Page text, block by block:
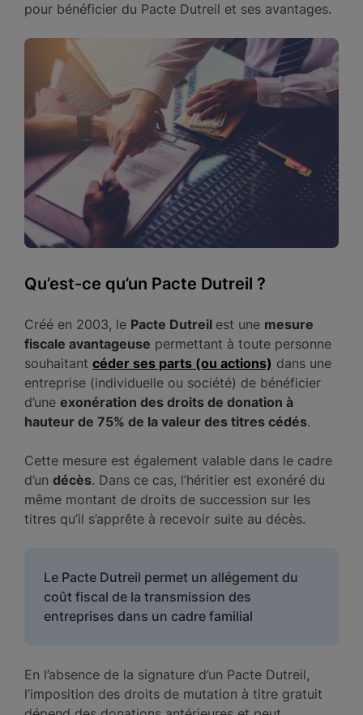
pour bénéficier du Pacte Dutreil et ses avantages.
Qu’est-ce qu’un Pacte Dutreil ?
Créé en 2003, le Pacte Dutreil est une mesure
fiscale avantageuse permettant à toute personne
souhaitant céder ses parts (ou actions) dans une
entreprise (individuelle ou société) de bénéficier
d’une exonération des droits de donation à
hauteur de 75% de la valeur des titres cédés.
Cette mesure est également valable dans le cadre
d’un décès. Dans ce cas, l’héritier est exonéré du
même montant de droits de succession sur les
titres qu’il s’apprête à recevoir suite au décès.
Le Pacte Dutreil permet un allégement du
coût fiscal de la transmission des
entreprises dans un cadre familial
En l’absence de la signature d’un Pacte Dutreil,
l’imposition des droits de mutation à titre gratuit